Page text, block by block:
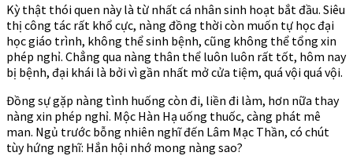
Kỳ thật thói quen này là từ nhất cá nhân sinh hoạt bắt đầu. Siêu
thị công tác rất khổ cực, nàng đồng thời còn muốn tự học đại
học giáo trình, không thể sinh bệnh, cũng không thể tổng xin
phép nghỉ. Chẳng qua nàng thân thể luôn luôn rất tốt, hôm nay
bị bệnh, đại khái là bởi vì gần nhất mở cửa tiệm, quá vội quá vội.
Đồng sự gặp nàng tình huống còn đi, liền đi làm, hơn nữa thay
nàng xin phép nghỉ. Mộc Hàn Hạ uống thuốc, càng phát mê
man. Ngủ trước bỗng nhiên nghĩ đến Lâm Mạc Thần, có chút
tùy hứng nghĩ: Hắn hội nhớ mong nàng sao?